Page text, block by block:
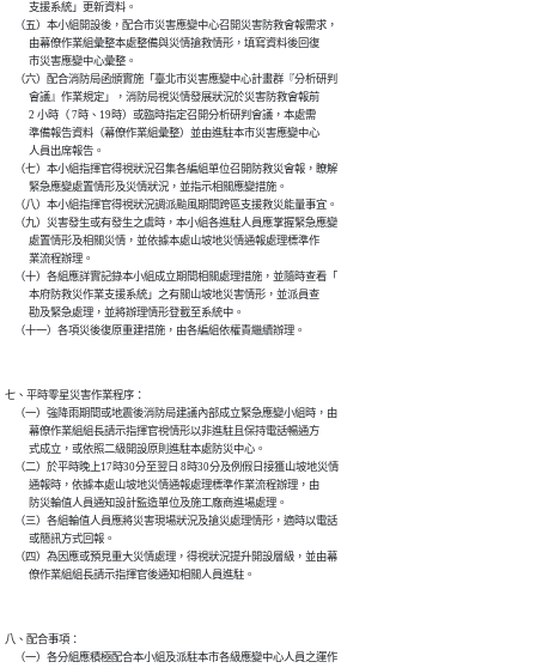
          支援系統」更新資料。
    （五）本小組開設後，配合市災害應變中心召開災害防救會報需求，
          由幕僚作業組彙整本處整備與災情搶救情形，填寫資料後回復
          市災害應變中心彙整。
    （六）配合消防局函頒實施「臺北市災害應變中心計畫群『分析研判
          會議』作業規定」，消防局視災情發展狀況於災害防救會報前
          2 小時（ 7時、19時）或臨時指定召開分析研判會議，本處需
          準備報告資料（幕僚作業組彙整）並由進駐本市災害應變中心
          人員出席報告。
    （七）本小組指揮官得視狀況召集各編組單位召開防救災會報，瞭解
          緊急應變處置情形及災情狀況，並指示相關應變措施。
    （八）本小組指揮官得視狀況調派颱風期間跨區支援救災能量事宜。
    （九）災害發生或有發生之虞時，本小組各進駐人員應掌握緊急應變
          處置情形及相關災情，並依據本處山坡地災情通報處理標準作
          業流程辦理。
    （十）各組應詳實記錄本小組成立期間相關處理措施，並隨時查看「
          本府防救災作業支援系統」之有關山坡地災害情形，並派員查
          勘及緊急處理，並將辦理情形登載至系統中。
七、平時零星災害作業程序：
    （一）強降雨期間或地震後消防局建議內部成立緊急應變小組時，由
          幕僚作業組組長請示指揮官視情形以非進駐且保持電話暢通方
          式成立，或依照二級開設原則進駐本處防災中心。
    （二）於平時晚上17時30分至翌日 8時30分及例假日接獲山坡地災情
          通報時，依據本處山坡地災情通報處理標準作業流程辦理，由
          防災輪值人員通知設計監造單位及施工廠商進場處理。
    （三）各組輪值人員應將災害現場狀況及搶災處理情形，適時以電話
          或簡訊方式回報。
    （四）為因應或預見重大災情處理，得視狀況提升開設層級，並由幕
八、配合事項：
    （一）各分組應積極配合本小組及派駐本市各級應變中心人員之運作